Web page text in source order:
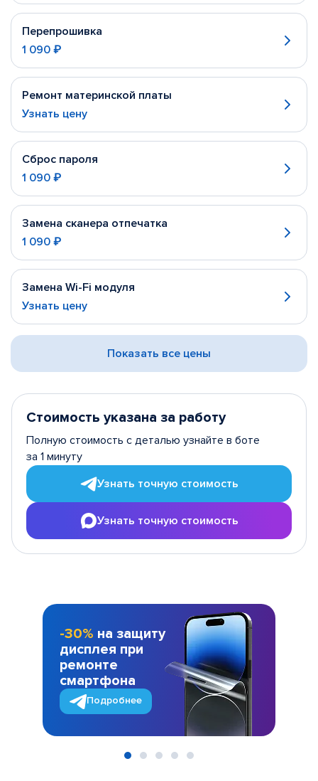
Перепрошивка
1 090 ₽
Ремонт материнской платы
Узнать цену
Сброс пароля
1 090 ₽
Замена сканера отпечатка
1 090 ₽
Замена Wi-Fi модуля
Узнать цену
Показать все цены
Стоимость указана за работу
Полную стоимость с деталью узнайте в боте
за 1 минуту
Узнать точную стоимость
Узнать точную стоимость
-30% на защиту
дисплея при
ремонте
смартфона
Подробнее